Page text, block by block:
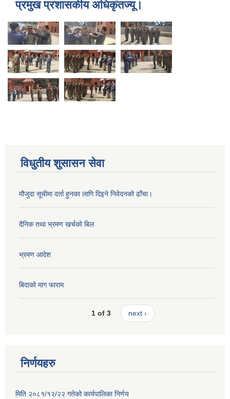
प्रमुख प्रशासकीय अधिकृतज्यू।
विधुतीय शुसासन सेवा
मौजुदा सूचीमा दर्ता हुनका लागि दिइने निवेदनको ढाँचा।
दैनिक तथा भ्रमण खर्चको बिल
भ्रमण आदेश
बिदाको माग फाराम
1 of 3 next ›
निर्णयहरु
मिति २०८१/१२/२२ गतेको कार्यपालिका निर्णय